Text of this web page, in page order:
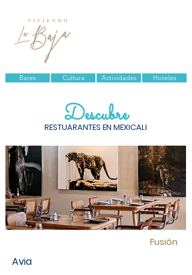
Bares Cultura Actividades Hoteles
Descubre
RESTUARANTES EN MEXICALI
Fusión
Avia